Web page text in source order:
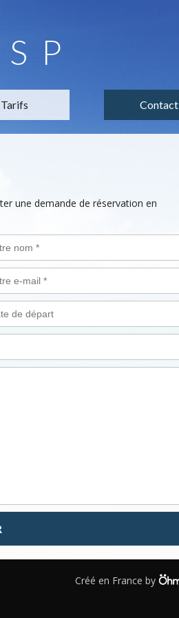
Tarifs Contact
une demande de réservation en
Créé en France by